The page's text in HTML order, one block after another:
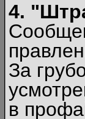
4.
За
в